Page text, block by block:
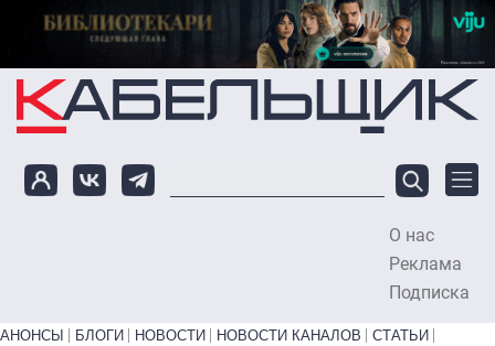
Перейти к основному содержанию
О нас
Реклама
Подписка
Primary links bottom
АНОНСЫ БЛОГИ НОВОСТИ НОВОСТИ КАНАЛОВ
СТАТЬИ